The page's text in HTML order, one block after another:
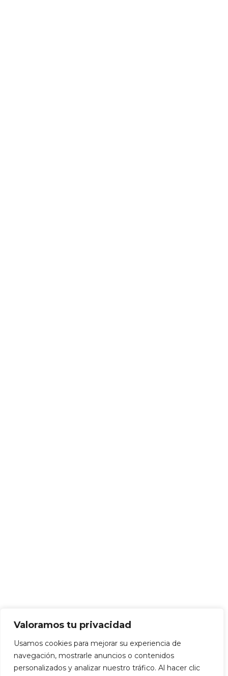
Valoramos tu privacidad
Usamos cookies para mejorar su experiencia de
navegación, mostrarle anuncios o contenidos
personalizados y analizar nuestro tráfico. Al hacer clic